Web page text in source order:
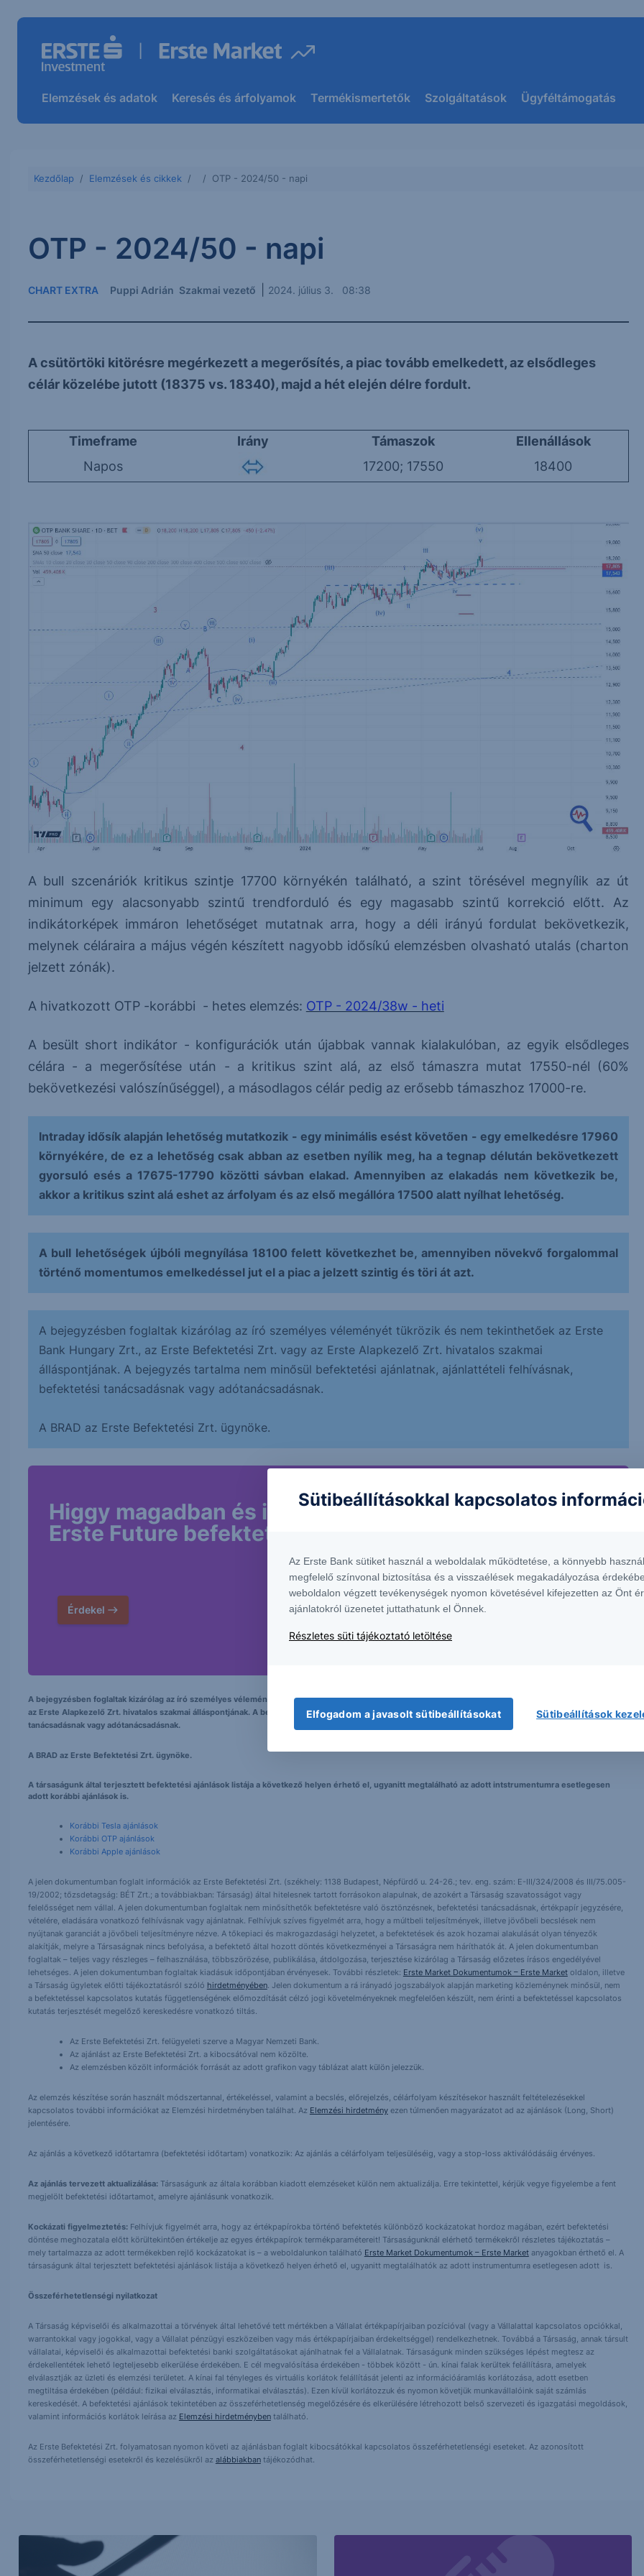
Elemzések és adatok Keresés és árfolyamok Termékismertetők Szolgáltatások Ügyféltámogatás
Kezdőlap Elemzések és cikkek OTP - 2024/50 - napi
OTP - 2024/50 - napi
CHART EXTRA Puppi Adrián Szakmai vezető 2024. július 3. 08:38
A csütörtöki kitörésre megérkezett a megerősítés, a piac tovább emelkedett, az elsődleges
célár közelébe jutott (18375 vs. 18340), majd a hét elején délre fordult.
Timeframe Irány Támaszok
Ellenállások
Napos
17200; 17550 18400
A bull szcenáriók kritikus szintje 17700 környékén található, a szint törésével megnyílik az út
minimum egy alacsonyabb szintű trendforduló és egy magasabb szintű korrekció előtt. Az
indikátorképek immáron lehetőséget mutatnak arra, hogy a déli irányú fordulat bekövetkezik,
melynek céláraira a május végén készített nagyobb idősíkú elemzésben olvasható utalás (charton
jelzett zónák).
A hivatkozott OTP -korábbi - hetes elemzés: OTP - 2024/38w - heti
A besült short indikátor - konfigurációk után újabbak vannak kialakulóban, az egyik elsődleges
célára - a megerősítése után - a kritikus szint alá, az első támaszra mutat 17550-nél (60%
bekövetkezési valószínűséggel), a másodlagos célár pedig az erősebb támaszhoz 17000-re.
Intraday idősík alapján lehetőség mutatkozik - egy minimális esést követően - egy emelkedésre 17960
környékére, de ez a lehetőség csak abban az esetben nyílik meg, ha a tegnap délután bekövetkezett
gyorsuló esés a 17675-17790 közötti sávban elakad. Amennyiben az elakadás nem következik be,
akkor a kritikus szint alá eshet az árfolyam és az első megállóra 17500 alatt nyílhat lehetőség.
A bull lehetőségek újbóli megnyílása 18100 felett következhet be, amennyiben növekvő forgalommal
történő momentumos emelkedéssel jut el a piac a jelzett szintig és töri át azt.
A bejegyzésben foglaltak kizárólag az író személyes véleményét tükrözik és nem tekinthetőek az Erste
Bank Hungary Zrt., az Erste Befektetési Zrt. vagy az Erste Alapkezelő Zrt. hivatalos szakmai
álláspontjának. A bejegyzés tartalma nem minősül befektetési ajánlatnak, ajánlattételi felhívásnak,
befektetési tanácsadásnak vagy adótanácsadásnak.
A BRAD az Erste Befektetési Zrt. ügynöke.
Higgy magadban és indíts
Erste Future befektetést!
Érdekel
A bejegyzésben foglaltak kizárólag az író személyes véleményét tükrözik és nem tekinthetőek az Erste Bank Hungary Zrt., az Erste Befektetési Zrt. vagy
az Erste Alapkezelő Zrt. hivatalos szakmai álláspontjának. A bejegyzés tartalma nem minősül befektetési ajánlatnak, ajánlattételi felhívásnak, befektetési
tanácsadásnak vagy adótanácsadásnak.
A BRAD az Erste Befektetési Zrt. ügynöke.
A társaságunk által terjesztett befektetési ajánlások listája a következő helyen érhető el, ugyanitt megtalálható az adott intstrumentumra esetlegesen
adott korábbi ajánlások is.
Korábbi Tesla ajánlások
Korábbi OTP ajánlások
Korábbi Apple ajánlások
A jelen dokumentumban foglalt információk az Erste Befektetési Zrt. (székhely: 1138 Budapest, Népfürdő u. 24-26.; tev. eng. szám: E-III/324/2008 és III/75.005-
19/2002; tőzsdetagság: BÉT Zrt.; a továbbiakban: Társaság) által hitelesnek tartott forrásokon alapulnak, de azokért a Társaság szavatosságot vagy
felelősséget nem vállal. A jelen dokumentumban foglaltak nem minősíthetők befektetésre való ösztönzésnek, befektetési tanácsadásnak, értékpapír jegyzésére,
vételére, eladására vonatkozó felhívásnak vagy ajánlatnak. Felhívjuk szíves figyelmét arra, hogy a múltbeli teljesítmények, illetve jövőbeli becslések nem
nyújtanak garanciát a jövőbeli teljesítményre nézve. A tőkepiaci és makrogazdasági helyzetet, a befektetések és azok hozamai alakulását olyan tényezők
alakítják, melyre a Társaságnak nincs befolyása, a befektető által hozott döntés következményei a Társaságra nem háríthatók át. A jelen dokumentumban
foglaltak – teljes vagy részleges – felhasználása, többszörözése, publikálása, átdolgozása, terjesztése kizárólag a Társaság előzetes írásos engedélyével
lehetséges. A jelen dokumentumban foglaltak kiadásuk időpontjában érvényesek. További részletek: Erste Market Dokumentumok – Erste Marketoldalon, illetve
a Társaság ügyletek előtti tájékoztatásról szóló hirdetményében. Jelen dokumentum a rá irányadó jogszabályok alapján marketing közleménynek minősül, nem
a befektetéssel kapcsolatos kutatás függetlenségének előmozdítását célzó jogi követelményeknek megfelelően készült, nem érinti a befektetéssel kapcsolatos
kutatás terjesztését megelőző kereskedésre vonatkozó tiltás.
Az Erste Befektetési Zrt. felügyeleti szerve a Magyar Nemzeti Bank.
Az ajánlást az Erste Befektetési Zrt. a kibocsátóval nem közölte.
Az elemzésben közölt információk forrását az adott grafikon vagy táblázat alatt külön jelezzük.
Az elemzés készítése során használt módszertannal, értékeléssel, valamint a becslés, előrejelzés, célárfolyam készítésekor használt feltételezésekkel
kapcsolatos további információkat az Elemzési hirdetményben találhat. Az Elemzési hirdetményezen túlmenően magyarázatot ad az ajánlások (Long, Short)
jelentésére.
Az ajánlás a következő időtartamra (befektetési időtartam) vonatkozik: Az ajánlás a célárfolyam teljesüléséig, vagy a stop-loss aktiválódásáig érvényes.
Az ajánlás tervezett aktualizálása:Társaságunk az általa korábban kiadott elemzéseket külön nem aktualizálja. Erre tekintettel, kérjük vegye figyelembe a fent
megjelölt befektetési időtartamot, amelyre ajánlásunk vonatkozik.
Kockázati figyelmeztetés:Felhívjuk figyelmét arra, hogy az értékpapírokba történő befektetés különböző kockázatokat hordoz magában, ezért befektetési
döntése meghozatala előtt körültekintően értékelje az egyes értékpapírok termékparamétereit! Társaságunknál elérhető termékekről részletes tájékoztatás –
mely tartalmazza az adott termékekben rejlő kockázatokat is – a weboldalunkon található Erste Market Dokumentumok – Erste Marketanyagokban érthető el. A
társaságunk által terjesztett befektetési ajánlások listája a következő helyen érhető el, ugyanitt megtalálhatók az adott instrumentumra esetlegesen adott is.
Összeférhetetlenségi nyilatkozat
A Társaság képviselői és alkalmazottai a törvények által lehetővé tett mértékben a Vállalat értékpapírjaiban pozícióval (vagy a Vállalattal kapcsolatos opciókkal,
warrantokkal vagy jogokkal, vagy a Vállalat pénzügyi eszközeiben vagy más értékpapírjaiban érdekeltséggel) rendelkezhetnek. Továbbá a Társaság, annak társult
vállalatai, képviselői és alkalmazottai befektetési banki szolgáltatásokat ajánlhatnak fel a Vállalatnak. Társaságunk minden szükséges lépést megtesz az
érdekellentétek lehető legteljesebb elkerülése érdekében. E cél megvalósítása érdekében - többek között - ún. kínai falak kerültek felállításra, amelyek
elválasztják az üzleti és elemzési területet. A kínai fal tényleges és virtuális korlátok felállítását jelenti az információáramlás korlátozása, adott esetben
megtiltása érdekében (például: fizikai elválasztás, informatikai elválasztás). Ezen kívül korlátozzuk és nyomon követjük munkavállalóink saját számlás
kereskedését. A befektetési ajánlások tekintetében az összeférhetetlenség megelőzésére és elkerülésére létrehozott belső szervezeti és igazgatási megoldások,
valamint információs korlátok leírása az Elemzési hirdetménybentalálható.
Az Erste Befektetési Zrt. folyamatosan nyomon követi az ajánlásban foglalt kibocsátókkal kapcsolatos összeférhetetlenségi eseteket. Az azonosított
összeférhetetlenségi esetekről és kezelésükről az alábbiakbantájékozódhat.
Sütibeállításokkal kapcsolatos
Az Erste Bank sütiket használ a weboldalak működtetése, a könnyebb
megfelelő színvonal biztosítása és a visszaélések megakadályozása
weboldalon végzett tevékenységek nyomon követésével kifejezetten az Önt
ajánlatokról üzenetet juttathatunk el Önnek.
Részletes süti tájékoztató letöltése
Elfogadom a javasolt sütibeállításokat Sütibeállítások